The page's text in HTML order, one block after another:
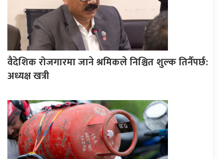
वैदेशिक रोजगारमा जाने श्रमिकले निश्चित शुल्क तिर्नैपर्छ:
अध्यक्ष खत्री